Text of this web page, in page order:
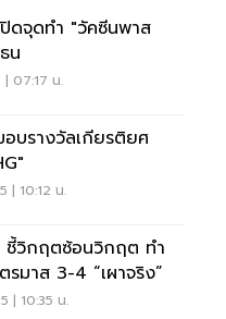
ดจุดทำ "วัคซีนพาส
น
| 07:17 น.
บรางวัลเกียรติยศ
| 10:12 น.
วิกฤตซ้อนวิกฤต ทำ
รมาส 3-4 “เผาจริง”
| 10:35 น.